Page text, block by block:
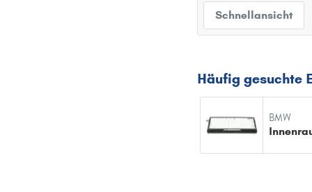
Schnellansicht
Häufig gesuchte
BMW